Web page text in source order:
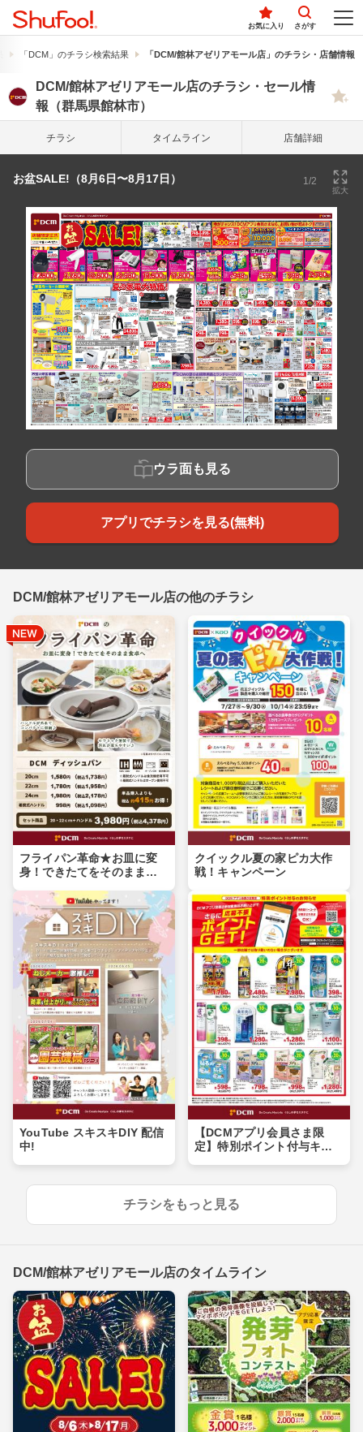
お気に入り さがす
「DCM」のチラシ検索結果 「DCM/館林アゼリアモール店」のチラシ・店舗情報
DCM/館林アゼリアモール店のチラシ・セール情
報（群馬県館林市）
チラシ タイム ライン 店舗詳細
お盆SALE!（8月6日〜8月17日） 1/2
拡大
ウラ面も見る
アプリでチラシを見る(無料)
DCM/館林アゼリアモール店の他のチラシ
フライパン革命★お皿に変
身！できたてをそのまま食
クイックル夏の家ピカ大作
戦！キャンペーン
YouTube スキスキDIY 配信
中!
【DCMアプリ会員さま限
定】特別ポイント付与キャ
チラシをもっと見る
DCM/館林アゼリアモール店のタイムライン